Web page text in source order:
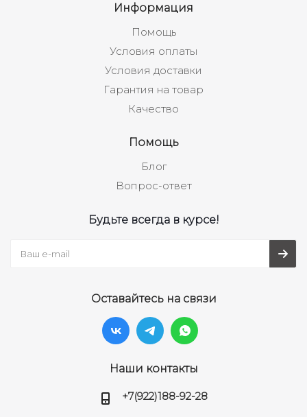
Информация
Помощь
Условия оплаты
Условия доставки
Гарантия на товар
Качество
Помощь
Блог
Вопрос-ответ
Будьте всегда в курсе!
Оставайтесь на связи
Наши контакты
+7(922)188-92-28